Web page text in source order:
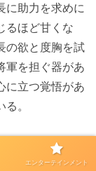
に助力を求めに
るほど甘くな
の欲と度胸を試
軍を担ぐ器があ
に立つ覚悟があ
。
主導権を握っ
でもなお前へ出
エンターテインメント